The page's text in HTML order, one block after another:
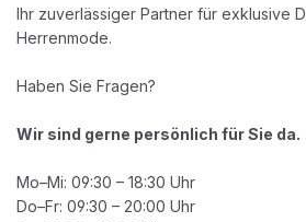
Ihr zuverlässiger Partner für exklusive
Herrenmode.
Haben Sie Fragen?
Wir sind gerne persönlich für Sie da.
Mo–Mi: 09:30 – 18:30 Uhr
Do–Fr: 09:30 – 20:00 Uhr